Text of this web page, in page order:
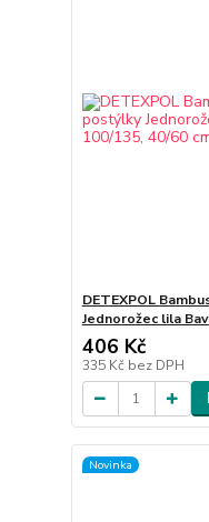
DETEXPOL
Jednorožec lila
406 Kč
335 Kč bez DPH
Novinka